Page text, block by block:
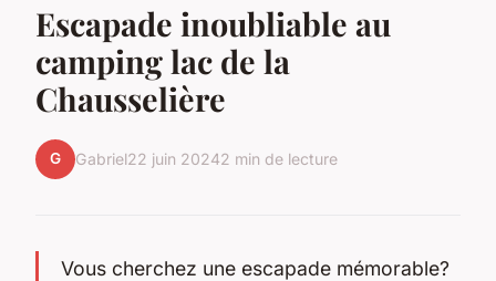
Escapade inoubliable au
camping lac de la
Chausselière
G Gabriel22 juin 20242 min de lecture
Vous cherchez une escapade mémorable?